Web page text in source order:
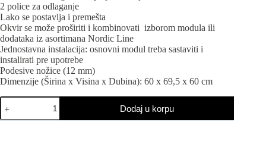
2 police za odlaganje
Lako se postavlja i premešta
Okvir se može proširiti i kombinovati izborom modula ili
dodataka iz asortimana Nordic Line
Jednostavna instalacija: osnovni modul treba sastaviti i
instalirati pre upotrebe
Podesive nožice (12 mm)
Dimenzije (Širina x Visina x Dubina): 60 x 69,5 x 60 cm
Nordic
linija
osnovni
Dodaj u korpu